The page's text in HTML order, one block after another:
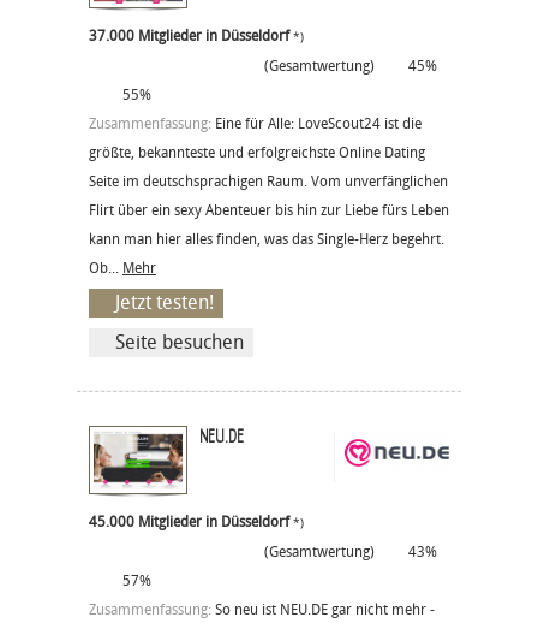
37.000 Mitglieder in Düsseldorf*)
(Gesamtwertung)
45%
55%
Zusammenfassung: Eine für Alle: LoveScout24 ist die
größte, bekannteste und erfolgreichste Online Dating
Seite im deutschsprachigen Raum. Vom unverfänglichen
Flirt über ein sexy Abenteuer bis hin zur Liebe fürs Leben
kann man hier alles finden, was das Single-Herz begehrt.
Ob... Mehr
Jetzt testen!
Seite besuchen
NEU.DE
45.000 Mitglieder in Düsseldorf*)
(Gesamtwertung)
43%
57%
Zusammenfassung: So neu ist NEU.DE gar nicht mehr -